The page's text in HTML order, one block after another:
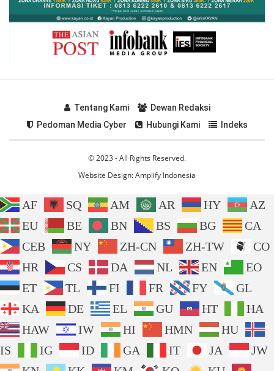
Tentang Kami
Dewan Redaksi
Pedoman Media Cyber
Hubungi Kami Indeks
© 2023 - All Rights Reserved.
Website Design:Amplify Indonesia
AF SQ AM AR HY
AZ
EU
BE BN BS BG
CA
CEB
NY ZH-CN ZH-TW
CO
HR
CS DA NL EN
EO
ET
TL FI FR FY
GL
KA
DE EL GU HT
HA
HAW
IW HI HMN
HU
IS
IG ID GA IT JA
JW